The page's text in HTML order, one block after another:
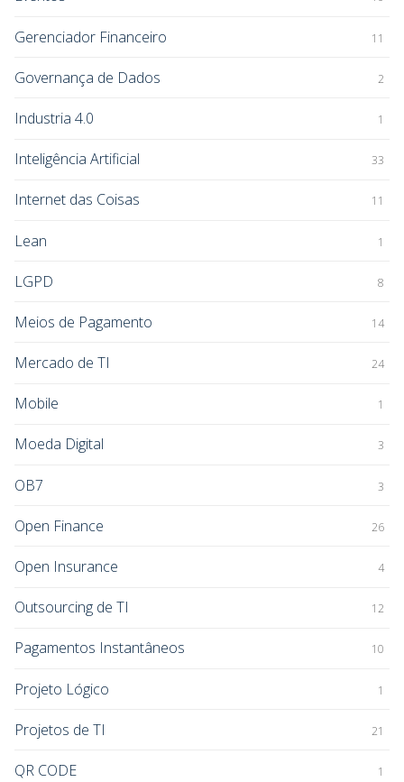
Gerenciador Financeiro 11
Governança de Dados 2
Industria 4.0 1
Inteligência Artificial 33
Internet das Coisas 11
Lean 1
LGPD 8
Meios de Pagamento 14
Mercado de TI 24
Mobile 1
Moeda Digital 3
OB7 3
Open Finance 26
Open Insurance 4
Outsourcing de TI 12
Pagamentos Instantâneos 10
Projeto Lógico 1
Projetos de TI 21
QR CODE 1